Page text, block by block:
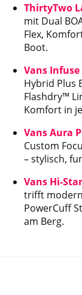
ThirtyTwo
mit Dual
Flex,
Boot.
Vans Infuse
Hybrid Plus
Flashdry™
Komfort in
Vans Aura
Custom
– stylisch,
Vans Hi-
trifft
PowerCuff
am Berg.